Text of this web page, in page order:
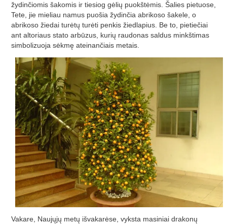
žydinčiomis šakomis ir tiesiog gėlių puokštėmis. Šalies pietuose,
Tete, jie mieliau namus puošia žydinčia abrikoso šakele, o
abrikoso žiedai turėtų turėti penkis žiedlapius. Be to, pietiečiai
ant altoriaus stato arbūzus, kurių raudonas saldus minkštimas
simbolizuoja sėkmę ateinančiais metais.
Vakare, Naujųjų metų išvakarėse, vyksta masiniai drakonų